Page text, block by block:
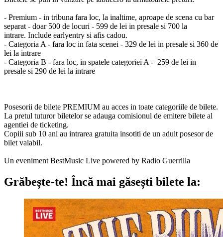
- Premium - in tribuna fara loc, la inaltime, aproape de scena cu bar
separat - doar 500 de locuri - 599 de lei in presale si 700 la
intrare. Include earlyentry si afis cadou.
- Categoria A - fara loc in fata scenei - 329 de lei in presale si 360 de
lei la intrare
- Categoria B - fara loc, in spatele categoriei A - 259 de lei in
presale si 290 de lei la intrare
Posesorii de bilete PREMIUM au acces in toate categoriile de bilete.
La pretul tuturor biletelor se adauga comisionul de emitere bilete al
agentiei de ticketing.
Copiii sub 10 ani au intrarea gratuita insotiti de un adult posesor de
bilet valabil.
Un eveniment BestMusic Live powered by Radio Guerrilla
Grăbește-te! Încă mai găsești bilete la: